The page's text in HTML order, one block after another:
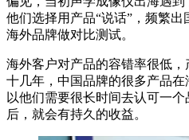
他们选择用产品“说话”，频繁
海外品牌做对比测试。
海外客户对产品的容错率很低
十几年，中国品牌的很多产品
以他们需要很长时间去认可一
后，就会有持久的收益。